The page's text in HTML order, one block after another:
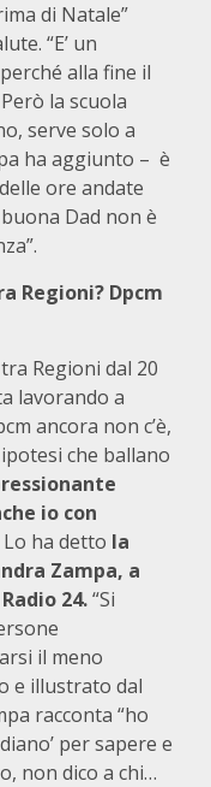
di Natale”
“E’ un
alla fine il
la scuola
serve solo a
ha aggiunto – è
ore andate
Dad non è
Regioni? Dpcm
Regioni dal 20
lavorando a
ancora non c’è,
che ballano
io con
ha detto la
Zampa, a
24.“Si
il meno
e illustrato dal
racconta “ho
per sapere e
non dico a chi…